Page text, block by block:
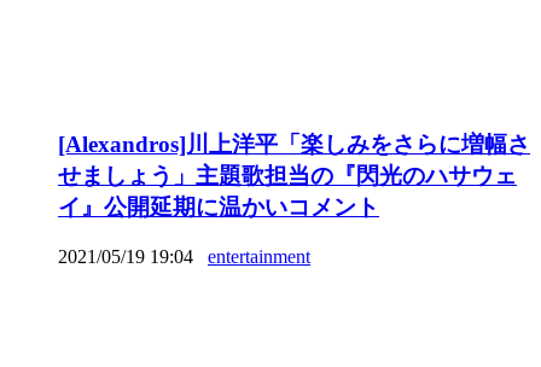
[Alexandros]川上洋平「楽しみをさらに増幅さ
せましょう」主題歌担当の『閃光のハサウェ
イ』公開延期に温かいコメント
2021/05/19 19:04 entertainment